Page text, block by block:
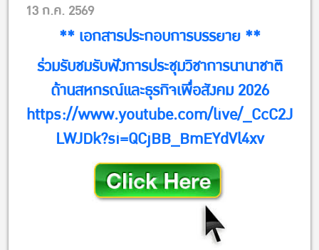
13 ก.ค. 2569
** เอกสารประกอบการบรรยาย **
ร่วมรับชมรับฟังการประชุมวิชาการนานาชาติ
ด้านสหกรณ์และธุรกิจเพื่อสังคม 2026
https://www.youtube.com/live/_CcC2J
LWJDk?si=QCjBB_BmEYdVl4xv